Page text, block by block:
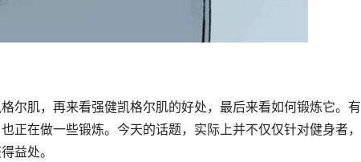
尔肌，再来看强健凯格尔肌的好处，最后来看如何锻炼它。有
正在做一些锻炼。今天的话题，实际上并不仅仅针对健身者，
益处。